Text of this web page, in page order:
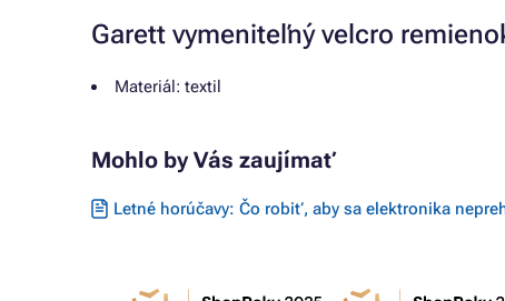
Garett vymeniteľný velcro
Materiál: textil
Mohlo by Vás zaujímať
Letné horúčavy: Čo robiť, aby sa elektronika